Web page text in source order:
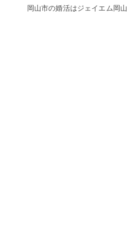
岡山市の婚活はジェイエム岡山